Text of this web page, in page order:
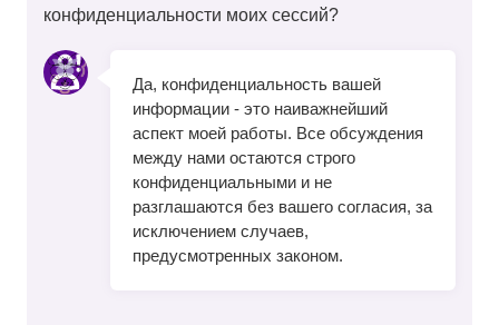
конфиденциальности моих сессий?
Да, конфиденциальность вашей
информации - это наиважнейший
аспект моей работы. Все обсуждения
между нами остаются строго
конфиденциальными и не
разглашаются без вашего согласия, за
исключением случаев,
предусмотренных законом.